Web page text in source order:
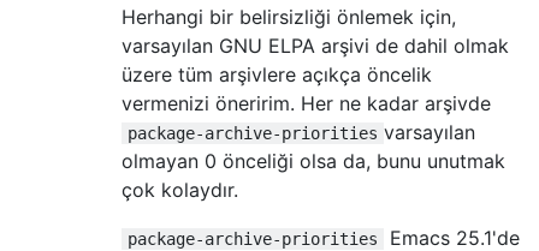
Herhangi bir belirsizliği önlemek için,
varsayılan GNU ELPA arşivi de dahil olmak
üzere tüm arşivlere açıkça öncelik
vermenizi öneririm. Her ne kadar arşivde
package-archive-priorities varsayılan
olmayan 0 önceliği olsa da, bunu unutmak
çok kolaydır.
package-archive-priorities
Emacs 25.1'de